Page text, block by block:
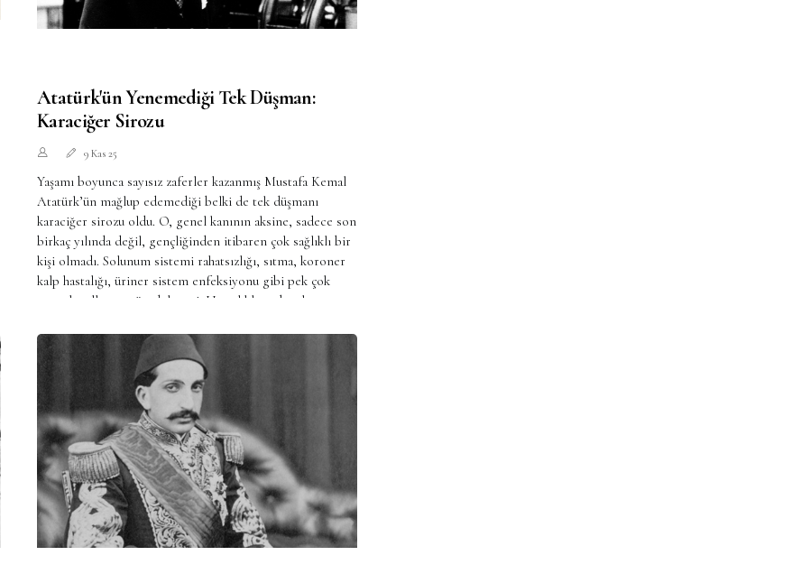
Atatürk'ün Yenemediği Tek Düşman:
Karaciğer Sirozu
9 Kas 25
Yaşamı boyunca sayısız zaferler kazanmış Mustafa Kemal
Atatürk’ün mağlup edemediği belki de tek düşmanı
karaciğer sirozu oldu. O, genel kanının aksine, sadece son
birkaç yılında değil, gençliğinden itibaren çok sağlıklı bir
kişi olmadı. Solunum sistemi rahatsızlığı, sıtma, koroner
kalp hastalığı, üriner sistem enfeksiyonu gibi pek çok
sorunla yıllarca mücadele etti. Hastalıkların bazıları onu
engellemedi. Hepsinin üstesinden geldi, biri hariç…
Şimdi, Atatürk’ü milletinden zamansız ayıran hastalığın
seyrine birlikte bakalım...